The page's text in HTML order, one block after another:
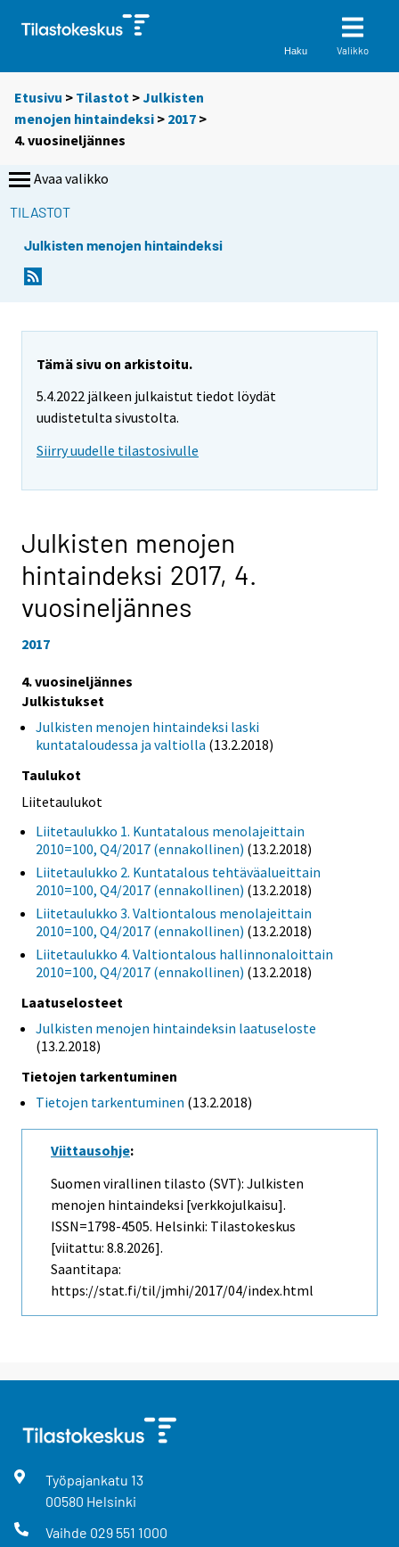
Haku Valikko
Etusivu > Tilastot >Julkisten
menojen hintaindeksi > 2017 >
4. vuosineljännes
Avaa valikko
TILASTOT
Julkisten menojen hintaindeksi
Tämä sivu on arkistoitu.
5.4.2022 jälkeen julkaistut tiedot löydät
uudistetulta sivustolta.
Siirry uudelle tilastosivulle
Julkisten menojen
hintaindeksi 2017, 4.
vuosineljännes
2017
4. vuosineljännes
Julkistukset
Julkisten menojen hintaindeksi laski
kuntataloudessa ja valtiolla (13.2.2018)
Taulukot
Liitetaulukot
Liitetaulukko 1. Kuntatalous menolajeittain
2010=100, Q4/2017 (ennakollinen) (13.2.2018)
Liitetaulukko 2. Kuntatalous tehtäväalueittain
2010=100, Q4/2017 (ennakollinen) (13.2.2018)
Liitetaulukko 3. Valtiontalous menolajeittain
2010=100, Q4/2017 (ennakollinen) (13.2.2018)
Liitetaulukko 4. Valtiontalous hallinnonaloittain
2010=100, Q4/2017 (ennakollinen) (13.2.2018)
Laatuselosteet
Julkisten menojen hintaindeksin laatuseloste
(13.2.2018)
Tietojen tarkentuminen
Tietojen tarkentuminen (13.2.2018)
Viittausohje:
Suomen virallinen tilasto (SVT): Julkisten
menojen hintaindeksi [verkkojulkaisu].
ISSN=1798-4505. Helsinki: Tilastokeskus
[viitattu: 8.8.2026].
Saantitapa:
https://stat.fi/til/jmhi/2017/04/index.html
Työpajankatu 13
00580 Helsinki
Vaihde 029 551 1000